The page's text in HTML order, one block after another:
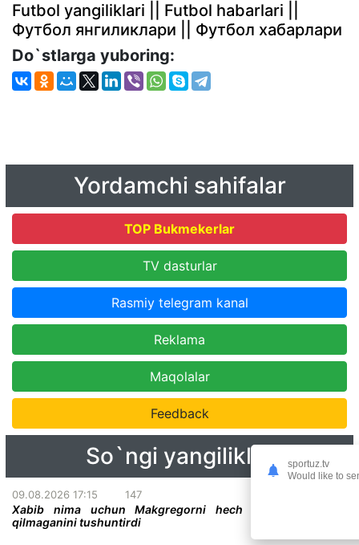
Futbol yangiliklari || Futbol habarlari ||
Футбол янгиликлари || Футбол хабарлари
Do`stlarga yuboring:
Yordamchi sahifalar
TOP Bukmekerlar
TV dasturlar
Rasmiy telegram kanal
Reklama
Maqolalar
Feedback
So`ngi yangiliklar
09.08.2026 17:15 147
Xabib nima uchun Makgregorni hech qachon haqorat
qilmaganini tushuntirdi
sportuz.tv
Would like to